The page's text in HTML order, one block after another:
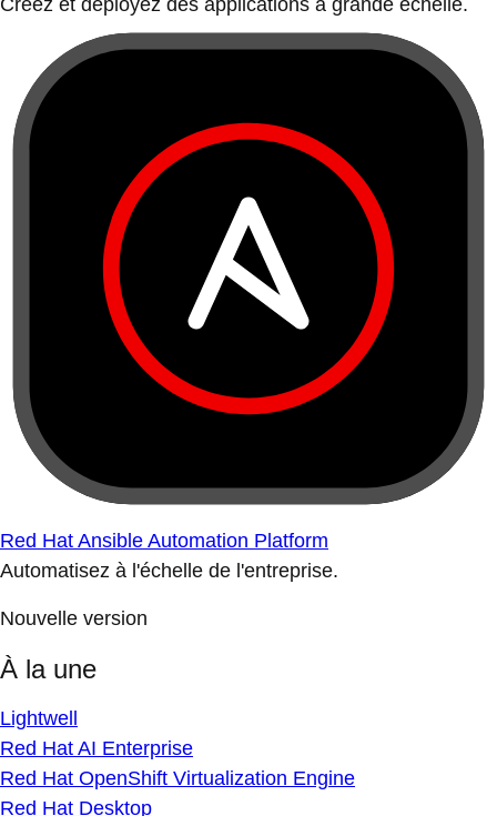
Créez et déployez des applications à grande échelle.
Red Hat Ansible Automation Platform
Automatisez à l'échelle de l'entreprise.
Nouvelle version
À la une
Lightwell
Red Hat AI Enterprise
Red Hat OpenShift Virtualization Engine
Red Hat Desktop